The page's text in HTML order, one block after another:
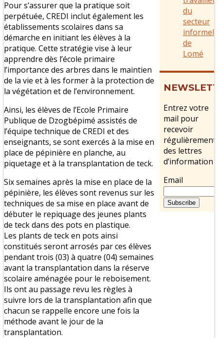
Pour s’assurer que la pratique soit
perpétuée, CREDI inclut également les
établissements scolaires dans sa
démarche en initiant les élèves à la
pratique. Cette stratégie vise à leur
apprendre dès l’école primaire
l’importance des arbres dans le maintien
de la vie et à les former à la protection de
la végétation et de l’environnement.
Ainsi, les élèves de l’Ecole Primaire
Publique de Dzogbépimé assistés de
l’équipe technique de CREDI et des
enseignants, se sont exercés à la mise en
place de pépinière en planche, au
piquetage et à la transplantation de teck.
Six semaines après la mise en place de la
pépinière, les élèves sont revenus sur les
techniques de sa mise en place avant de
débuter le repiquage des jeunes plants
de teck dans des pots en plastique.
Les plants de teck en pots ainsi
constitués seront arrosés par ces élèves
pendant trois (03) à quatre (04) semaines
avant la transplantation dans la réserve
scolaire aménagée pour le reboisement.
Ils ont au passage revu les règles à
suivre lors de la transplantation afin que
chacun se rappelle encore une fois la
méthode avant le jour de la
transplantation.
du
secteur
informel
de
Lomé
Entrez votre
mail pour
recevoir
régulièrement
des lettres
d’information
Email